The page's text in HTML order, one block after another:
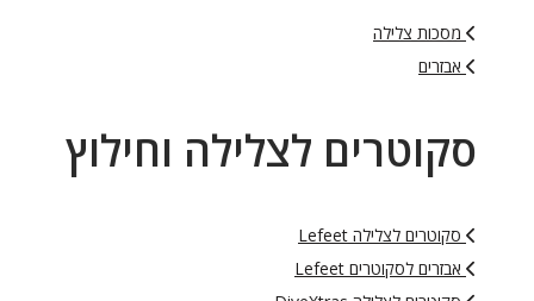
מסכות צלילה
אבזרים
סקוטרים לצלילה וחילוץ
סקוטרים לצלילה Lefeet
אבזרים לסקוטרים Lefeet